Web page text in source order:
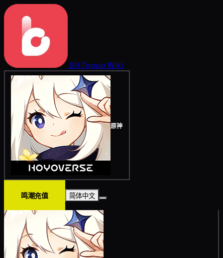
BitTopup Wiki
原神
鸣潮充值 简体中文